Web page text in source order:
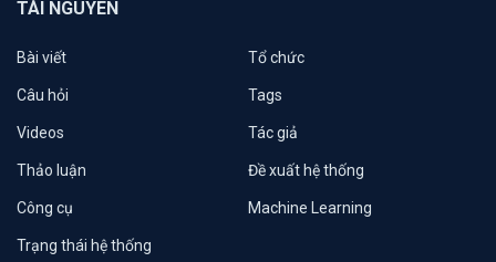
TÀI NGUYÊN
Bài viết Tổ chức
Câu hỏi Tags
Videos Tác giả
Thảo luận Đề xuất hệ thống
Công cụ Machine Learning
Trạng thái hệ thống